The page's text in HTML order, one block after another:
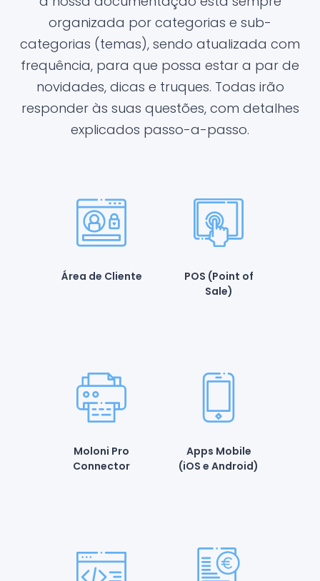
organizada por categorias e sub-
categorias (temas), sendo atualizada com
frequência, para que possa estar a par de
novidades, dicas e truques. Todas irão
responder às suas questões, com detalhes
explicados passo-a-passo.
Área de Cliente
POS (Point of
Sale)
Moloni Pro
Connector
Apps Mobile
(iOS e Android)